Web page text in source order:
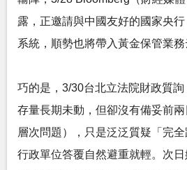
露，正邀請與中國友好的國家央
系統，順勢也將帶入黃金保管業務
巧的是，3/30台北立法院財政質
存量長期未動，但卻沒有備妥前
層次問題），只是泛泛質疑「完全
行政單位答覆自然避重就輕。次